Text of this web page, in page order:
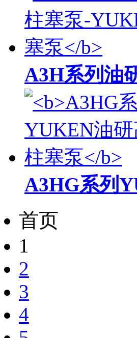
A3H系列油
A3HG系列
首页
1
2
3
4